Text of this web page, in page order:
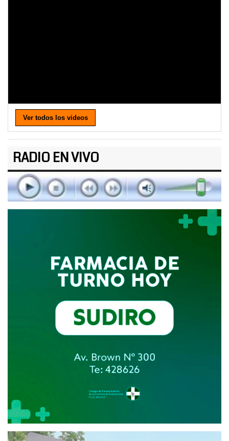
Ver todos los videos
RADIO EN VIVO